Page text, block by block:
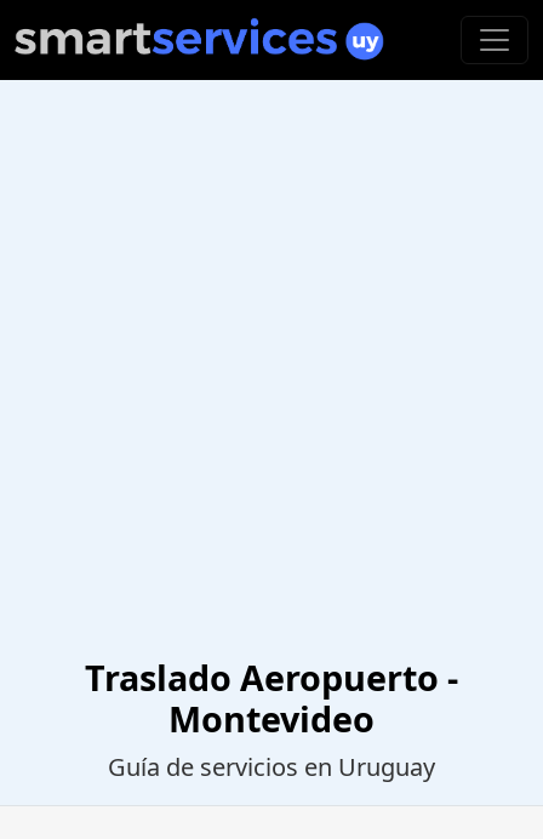
Traslado Aeropuerto -
Montevideo
Guía de servicios en Uruguay